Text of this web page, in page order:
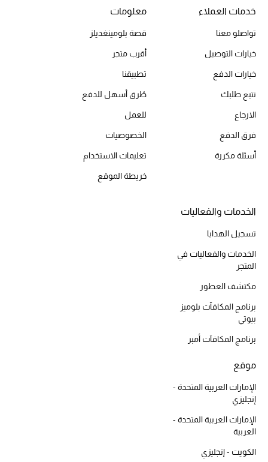
خصومات
جميع مستحضرات الجمال
الأكثر مبيعاً
العناية بالبشرة
مستحضرات العناية
مستحضرات الاستحمام والعناية بالجسم
العناية بالشعر
الصحة والعافية
هدايا
دليل مستلزمات الجمال
خدمات العملاء
تواصلو معنا
خيارات التوصيل
خيارات الدفع
تتبع طلبك
الارجاع
فرق الدفع
أسئلة مكررة
معلومات
قصة بلومينغديلز
أقرب متجر
تطبيقنا
طُرق أسهل للدفع
للعمل
الخصوصيات
تعليمات الاستخدام
خريطة الموقع
الخدمات والفعاليات
تسجيل الهدايا
الخدمات والفعاليات في
المتجر
مكتشف العطور
برنامج المكافآت بلوميز
بيوتي
برنامج المكافآت أمبر
موقع
الإمارات العربية المتحدة -
إنجليزي
الإمارات العربية المتحدة -
العربية
الكويت - إنجليزي